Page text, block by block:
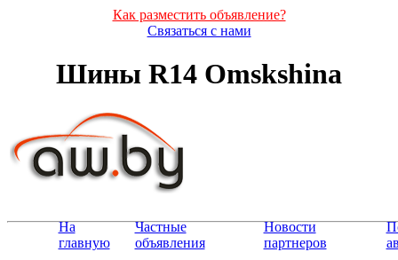
Как разместить объявление?
Связаться с нами
Шины R14 Omskshina
На
главную
Частные
объявления
Новости
партнеров